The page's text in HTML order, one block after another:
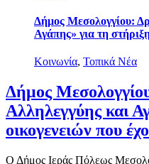
Δήμος Μεσολογγίου:
Αγάπης» για τη
Κοινωνία, Τοπικά Νέα
Δήμος
Αλληλεγγύης και
οικογενειών που
Ο Δήμος Ιεράς Πόλεως